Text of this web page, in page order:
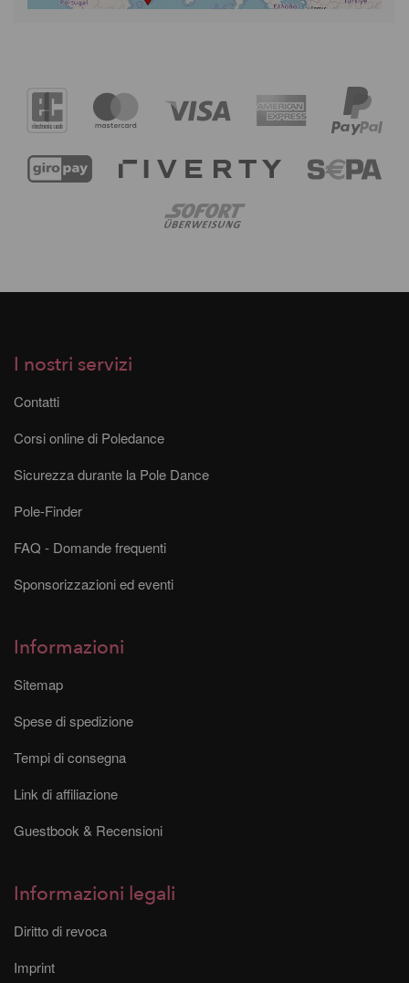
I nostri servizi
Contatti
Corsi online di Poledance
Sicurezza durante la Pole Dance
Pole-Finder
FAQ - Domande frequenti
Sponsorizzazioni ed eventi
Informazioni
Sitemap
Spese di spedizione
Tempi di consegna
Link di affiliazione
Guestbook & Recensioni
Informazioni legali
Diritto di revoca
Imprint